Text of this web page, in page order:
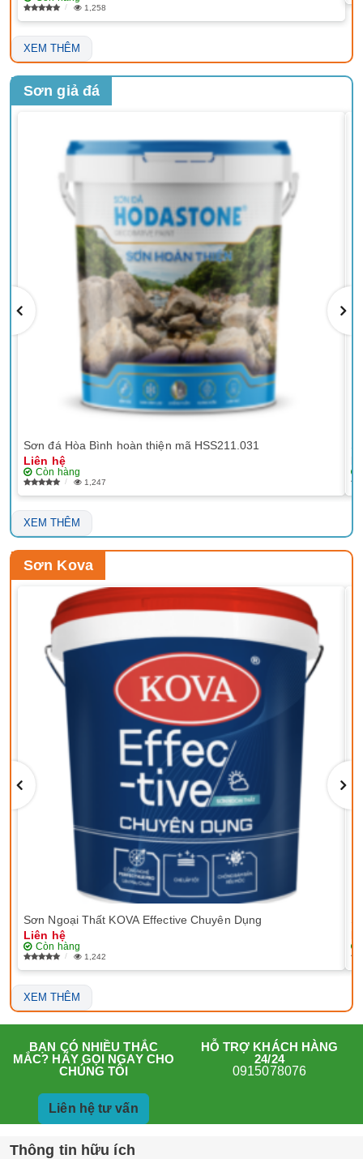
1,258
XEM THÊM
Sơn giả đá
Sơn đá Hòa Bình hoàn thiện mã HSS211.031
Liên hệ
Còn hàng
1,247
XEM THÊM
Sơn Kova
Sơn Ngoại Thất KOVA Effective Chuyên Dụng
Liên hệ
Còn hàng
1,242
XEM THÊM
BẠN CÓ NHIỀU THẮC
MẮC? HÃY GỌI NGAY CHO
CHÚNG TÔI
HỖ TRỢ KHÁCH HÀNG
24/24
0915078076
Liên hệ tư vấn
Thông tin hữu ích